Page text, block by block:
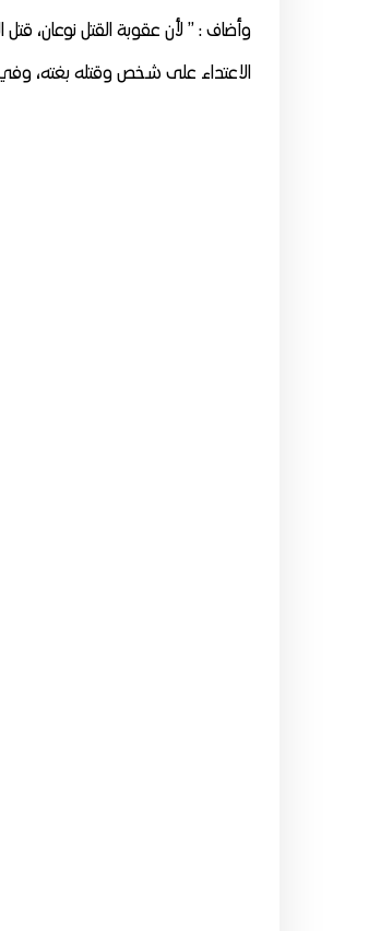
وأضاف : ” لأن عقوبة القتل نوعان، قتل
الاعتداء على شخص وقتله بغته، وفي